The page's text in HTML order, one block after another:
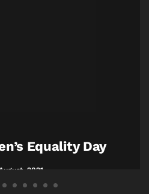
Equality Day
2021